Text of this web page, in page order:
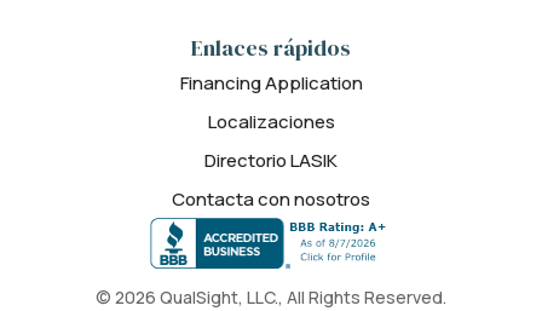
© 2026 QualSight, LLC., All Rights Reserved.
Enlaces rápidos
Financing Application
Localizaciones
Directorio LASIK
Contacta con nosotros